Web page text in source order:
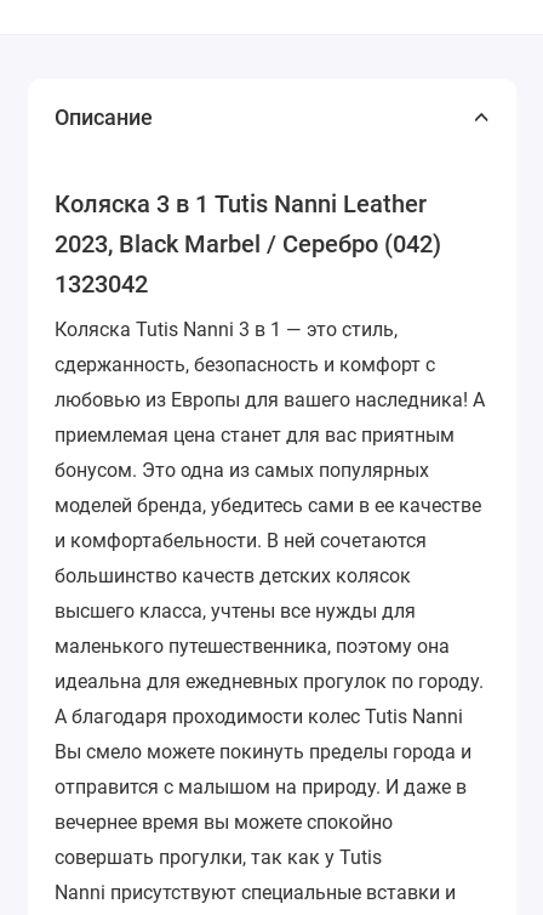
Описание
Коляска 3 в 1 Tutis Nanni Leather
2023, Black Marbel / Серебро (042)
1323042
Коляска Tutis Nanni 3 в 1 — это стиль,
сдержанность, безопасность и комфорт с
любовью из Европы для вашего наследника! А
приемлемая цена станет для вас приятным
бонусом. Это одна из самых популярных
моделей бренда, убедитесь сами в ее качестве
и комфортабельности. В ней сочетаются
большинство качеств детских колясок
высшего класса, учтены все нужды для
маленького путешественника, поэтому она
идеальна для ежедневных прогулок по городу.
А благодаря проходимости колес Tutis Nanni
Вы смело можете покинуть пределы города и
отправится с малышом на природу. И даже в
вечернее время вы можете спокойно
совершать прогулки, так как у Tutis
Nanni присутствуют специальные вставки и